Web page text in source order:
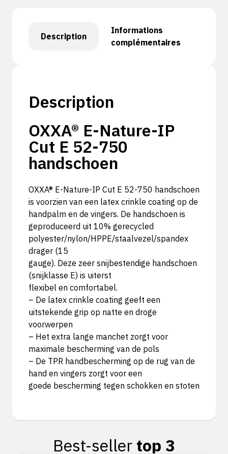
Description
Informations
complémentaires
Description
OXXA® E-Nature-IP
Cut E 52-750
handschoen
OXXA® E-Nature-IP Cut E 52-750 handschoen
is voorzien van een latex crinkle coating op de
handpalm en de vingers. De handschoen is
geproduceerd uit 10% gerecycled
polyester/nylon/HPPE/staalvezel/spandex
drager (15
gauge). Deze zeer snijbestendige handschoen
(snijklasse E) is uiterst
flexibel en comfortabel.
– De latex crinkle coating geeft een
uitstekende grip op natte en droge
voorwerpen
– Het extra lange manchet zorgt voor
maximale bescherming van de pols
– De TPR handbescherming op de rug van de
hand en vingers zorgt voor een
goede bescherming tegen schokken en stoten
Best-seller top 3